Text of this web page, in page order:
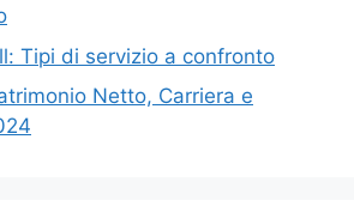
Tipi di servizio a confronto
Netto, Carriera e